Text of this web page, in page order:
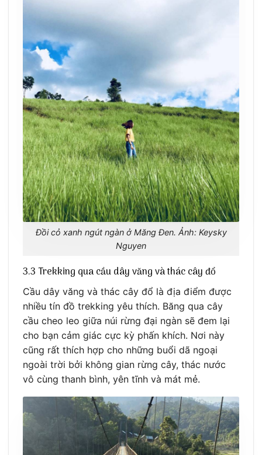
Đồi cỏ xanh ngút ngàn ở Măng Đen. Ảnh: Keysky
Nguyen
3.3 Trekking qua cầu dây văng và thác cây đổ
Cầu dây văng và thác cây đổ là địa điểm được
nhiều tín đồ trekking yêu thích. Băng qua cây
cầu cheo leo giữa núi rừng đại ngàn sẽ đem lại
cho bạn cảm giác cực kỳ phấn khích. Nơi này
cũng rất thích hợp cho những buổi dã ngoại
ngoài trời bởi không gian rừng cây, thác nước
vô cùng thanh bình, yên tĩnh và mát mẻ.